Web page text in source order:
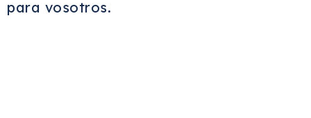
para vosotros.